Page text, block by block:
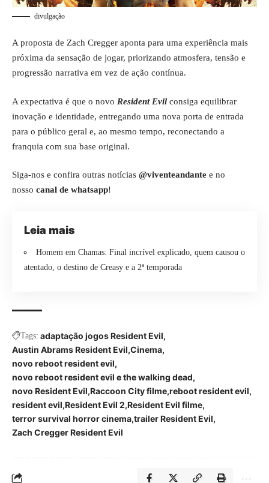
divulgação
A proposta de Zach Cregger aponta para uma experiência mais
próxima da sensação de jogar, priorizando atmosfera, tensão e
progressão narrativa em vez de ação contínua.
A expectativa é que o novo Resident Evil consiga equilibrar
inovação e identidade, entregando uma nova porta de entrada
para o público geral e, ao mesmo tempo, reconectando a
franquia com sua base original.
Siga-nos e confira outras notícias @viventeandante e no
nosso canal de whatsapp!
Leia mais
Homem em Chamas: Final incrível explicado, quem causou o
atentado, o destino de Creasy e a 2ª temporada
Tags: adaptação jogos Resident Evil
Austin Abrams Resident Evil Cinema
novo reboot resident evil
novo reboot resident evil e the walking dead
novo Resident Evil Raccoon City filme reboot resident evil
resident evil Resident Evil 2 Resident Evil filme
terror survival horror cinema trailer Resident Evil
Zach Cregger Resident Evil